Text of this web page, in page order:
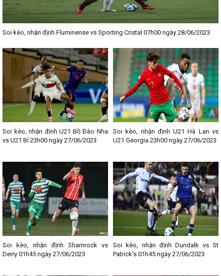
Soi kèo, nhận định Fluminense vs Sporting Cristal 07h00 ngày 28/06/2023
Soi kèo, nhận định U21 Bồ Đào Nha
vs U21 Bỉ 23h00 ngày 27/06/2023
Soi kèo, nhận định U21 Hà Lan vs
U21 Georgia 23h00 ngày 27/06/2023
Soi kèo, nhận định Shamrock vs
Derry 01h45 ngày 27/06/2023
Soi kèo, nhận định Dundalk vs St
Patrick's 01h45 ngày 27/06/2023